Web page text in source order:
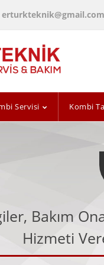
erturkteknik@gmail.com
Servisi Kombi
Bakım
Hizmeti